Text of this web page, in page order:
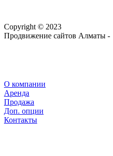
Copyright © 2023
Продвижение сайтов Алматы -
О компании
Аренда
Продажа
Доп. опции
Контакты